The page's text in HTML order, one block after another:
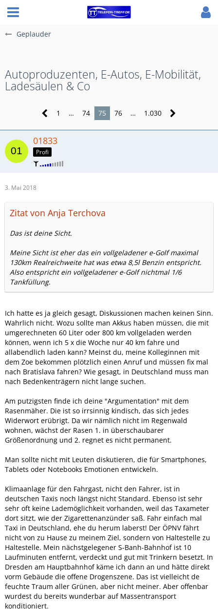
Geplauder
Autoproduzenten, E-Autos, E-Mobilität,
Ladesäulen & Co
1 … 74 75 76 … 1.030
01833
Profi
3. Mai 2018
Zitat von Anja Terchova
Das ist deine Sicht.
Meine Sicht ist eher das ein vollgeladener e-Golf maximal
130km Realreichweite hat was etwa 8,5l Benzin entspricht.
Also entspricht ein vollgeladener e-Golf nichtmal 1/6
Tankfüllung.
Ich hatte es ja gleich gesagt, Diskussionen machen keinen Sinn.
Wahrlich nicht. Wozu sollte man Akkus haben müssen, die mit
umgerechneten 60 Liter oder 800 km vollgeladen werden
können, wenn ich 5 x die Woche nur 40 km fahre und
allabendlich laden kann? Meinst du, meine Kolleginnen mit
dem Zoe bekommen plötzlich einen Anruf und müssen fix mal
nach Bratislava fahren? Wie gesagt, in Deutschland muss man
nach Bedenkenträgern nicht lange suchen.
Am putzigsten finde ich deine "Argumentation" mit dem
Rasenmäher. Die ist so irrsinnig kindisch, das sich jedes
Widerwort erübrigt. Da wir nämlich nicht im Regenwald
wohnen, wächst der Rasen 1. in überschaubarer
Größenordnung und 2. regnet es nicht permanent.
Man sollte nicht mit Leuten diskutieren, die für Smartphones,
Tablets oder Notebooks Emotionen entwickeln.
Klimaanlage für den Fahrgast, nicht den Fahrer, ist in
deutschen Taxis noch längst nicht Standard. Ebenso ist sehr
sehr oft keine Lademöglichkeit vorhanden, weil das Taxameter
dort sitzt, wie der Zigarettenanzünder saß. Fahr einfach mal
Taxi in Deutschland, ehe du herum laberst! Der ÖPNV fährt
nicht von zu Hause zu meinem Ziel, sondern von Haltestelle zu
Haltestelle. Mein nächstgelegener S-Banh-Bahnhof ist 10
Laufminuten entfernt, verdeckt und gut mit Trinkern besetzt. In
Dresden am Hauptbahnhof käme ich dann an und hätte direkt
vorm Gebäude die offene Drogenszene. Das ist vielleicht de
feuchte Traum aller Grünen, aber nicht meiner. Aber offenbar
wurdest du bereits wunderbar auf Massentransport
konditioniert.